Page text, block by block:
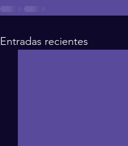
Entradas recientes